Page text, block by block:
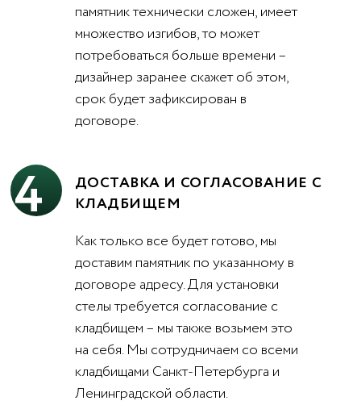
памятник технически сложен, имеет
множество изгибов, то может
потребоваться больше времени –
дизайнер заранее скажет об этом,
срок будет зафиксирован в
договоре.
4
ДОСТАВКА И СОГЛАСОВАНИЕ С
КЛАДБИЩЕМ
Как только все будет готово, мы
доставим памятник по указанному в
договоре адресу. Для установки
стелы требуется согласование с
кладбищем – мы также возьмем это
на себя. Мы сотрудничаем со всеми
кладбищами Санкт-Петербурга и
Ленинградской области.